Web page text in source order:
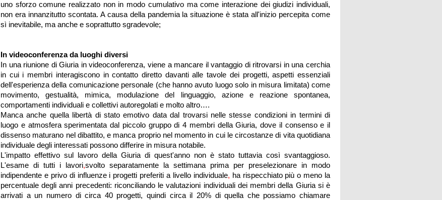
uno sforzo comune realizzato non in modo cumulativo ma come interazione dei giudizi individuali,
non era innanzitutto scontata. A causa della pandemia la situazione è stata all'inizio percepita come
sì inevitabile, ma anche e soprattutto sgradevole;
In videoconferenza da luoghi diversi
In una riunione di Giuria in videoconferenza, viene a mancare il vantaggio di ritrovarsi in una cerchia
in cui i membri interagiscono in contatto diretto davanti alle tavole dei progetti, aspetti essenziali
dell'esperienza della comunicazione personale (che hanno avuto luogo solo in misura limitata) come
movimento, gestualità, mimica, modulazione del linguaggio, azione e reazione spontanea,
comportamenti individuali e collettivi autoregolati e molto altro….
Manca anche quella libertà di stato emotivo data dal trovarsi nelle stesse condizioni in termini di
luogo e atmosfera sperimentata dal piccolo gruppo di 4 membri della Giuria, dove il consenso e il
dissenso maturano nel dibattito, e manca proprio nel momento in cui le circostanze di vita quotidiana
individuale degli interessati possono differire in misura notabile.
L'impatto effettivo sul lavoro della Giuria di quest'anno non è stato tuttavia così svantaggioso.
L'esame di tutti i lavori,svolto separatamente la settimana prima per preselezionare in modo
indipendente e privo di influenze i progetti preferiti a livello individuale, ha rispecchiato più o meno la
percentuale degli anni precedenti: riconciliando le valutazioni individuali dei membri della Giuria si è
arrivati a un numero di circa 40 progetti, quindi circa il 20% di quella che possiamo chiamare